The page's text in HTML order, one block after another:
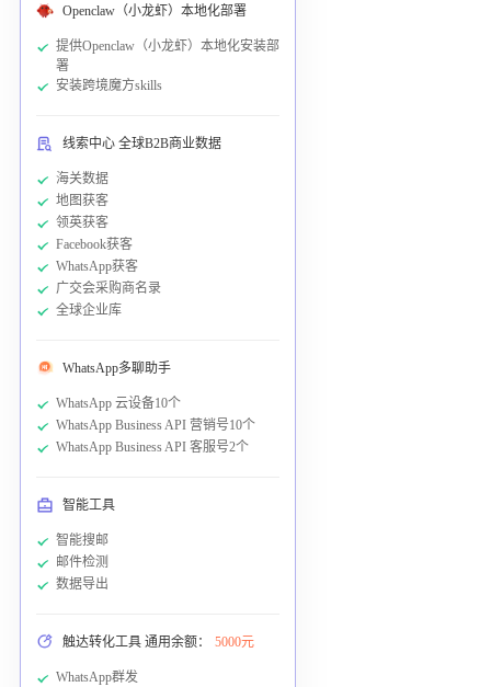
Openclaw（小龙虾）本地化部署
提供Openclaw（小龙虾）本地化安装部
署
安装跨境魔方skills
线索中心 全球B2B商业数据
海关数据
地图获客
领英获客
Facebook获客
WhatsApp获客
广交会采购商名录
全球企业库
WhatsApp多聊助手
WhatsApp 云设备10个
WhatsApp Business API 营销号10个
WhatsApp Business API 客服号2个
智能工具
智能搜邮
邮件检测
数据导出
触达转化工具 通用余额： 5000元
WhatsApp群发